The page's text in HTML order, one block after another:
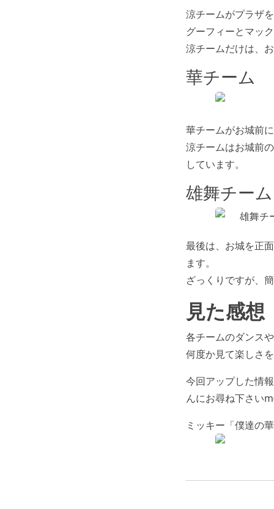
涼チームがプラザ
グーフィーとマッ
涼チームだけは、
華チーム
華チームがお城前
涼チームはお城前
しています。
雄舞チー
最後は、お城を正
ます。
ざっくりですが、
見た感想
各チームのダンス
何度か見て楽しさ
今回アップした情
んにお尋ね下さい
ミッキー「僕達の